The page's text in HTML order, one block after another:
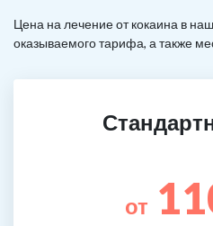
Цена на лечение от кокаина в
оказываемого тарифа, а также
от